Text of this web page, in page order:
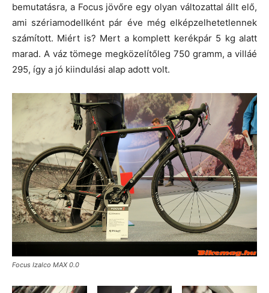
bemutatásra, a Focus jövőre egy olyan változattal állt elő,
ami szériamodellként pár éve még elképzelhetetlennek
számított. Miért is? Mert a komplett kerékpár 5 kg alatt
marad. A váz tömege megközelítőleg 750 gramm, a villáé
295, így a jó kiindulási alap adott volt.
Focus Izalco MAX 0.0